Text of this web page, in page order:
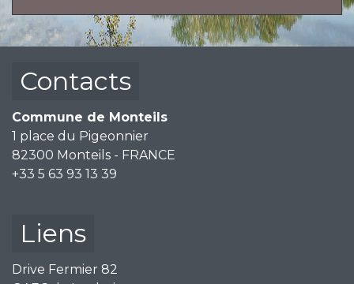
Contacts
Commune de Monteils
1 place du Pigeonnier
82300 Monteils - FRANCE
+33 5 63 93 13 39
Liens
Drive Fermier 82